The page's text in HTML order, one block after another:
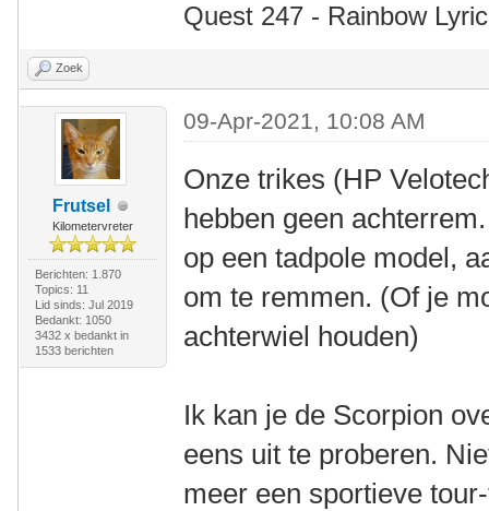
Quest 247 - Rainbow
Zoek
Frutsel
Kilometervreter
Berichten: 1.870
Topics: 11
Lid sinds: Jul 2019
Bedankt: 1050
3432 x bedankt in
1533 berichten
09-Apr-2021, 10:08 AM
Onze trikes (HP
hebben geen
op een tadpole model,
om te remmen. (Of je
achterwiel houden)
Ik kan je de Scorpion
eens uit te proberen.
meer een sportieve